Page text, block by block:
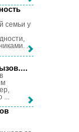
семьи у
...
.